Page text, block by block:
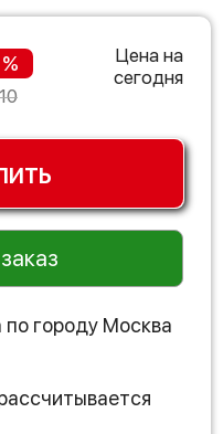
Цена на
сегодня
городу Москва